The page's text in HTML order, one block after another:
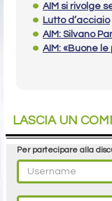
AIM si rivolge
Lutto d’acciaio
AIM: Silvano
AIM: «Buone
LASCIA UN
Per partecipare alla